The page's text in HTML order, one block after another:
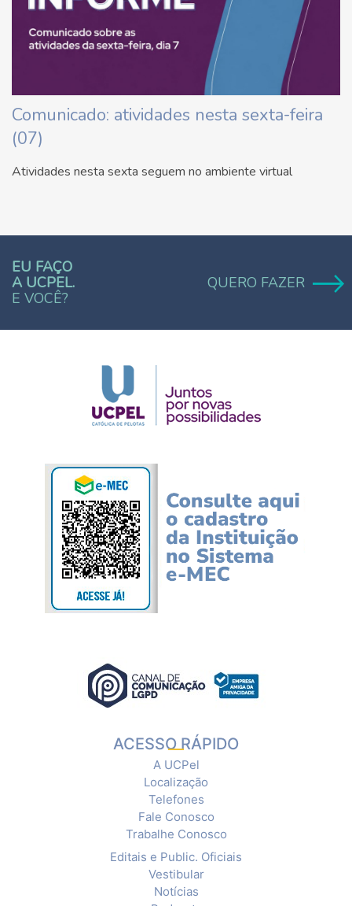
Comunicado: atividades nesta sexta-feira
(07)
Atividades nesta sexta seguem no ambiente virtual
EU FAÇO
A UCPEL.
E VOCÊ?
QUERO FAZER
ACESSO RÁPIDO
A UCPel
Localização
Telefones
Fale Conosco
Trabalhe Conosco
Editais e Public. Oficiais
Vestibular
Notícias